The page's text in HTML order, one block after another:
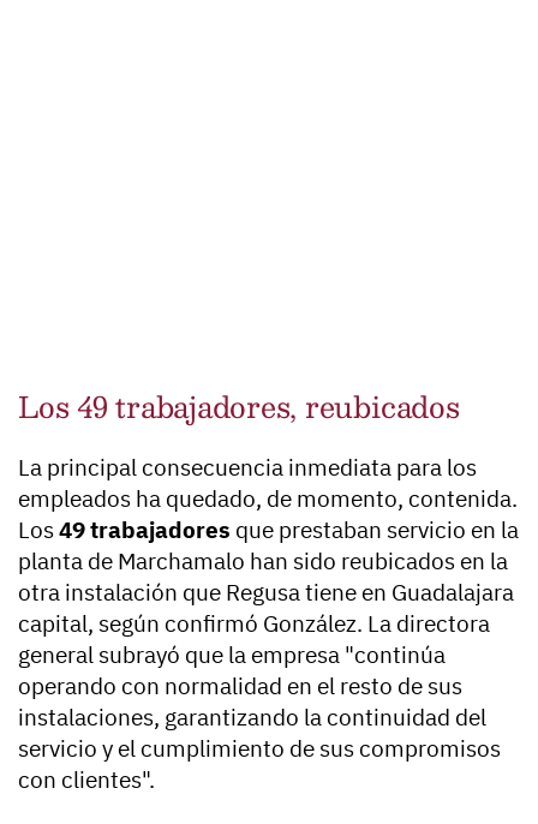
Los 49 trabajadores, reubicados
La principal consecuencia inmediata para los
empleados ha quedado, de momento, contenida.
Los49 trabajadores que prestaban servicio en la
planta de Marchamalo han sido reubicados en la
otra instalación que Regusa tiene en Guadalajara
capital, según confirmó González. La directora
general subrayó que la empresa "continúa
operando con normalidad en el resto de sus
instalaciones, garantizando la continuidad del
servicio y el cumplimiento de sus compromisos
con clientes".